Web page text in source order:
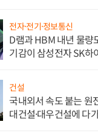
전자·전기·정보통신
D램과 HBM 내년 물량
기감이 삼성전자 SK하
건설
국내외서 속도 붙는 원
대건설·대우건설에 다